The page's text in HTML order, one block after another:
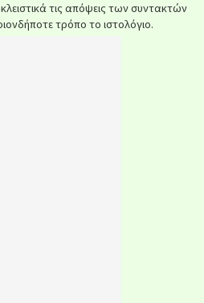
τις απόψεις των συντακτών
τρόπο το ιστολόγιο.